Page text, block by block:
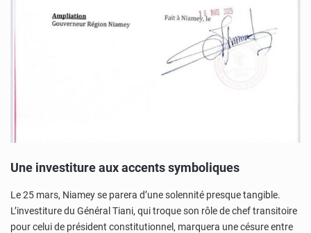
Une investiture aux accents symboliques
Le 25 mars, Niamey se parera d’une solennité presque tangible.
L’investiture du Général Tiani, qui troque son rôle de chef transitoire
pour celui de président constitutionnel, marquera une césure entre